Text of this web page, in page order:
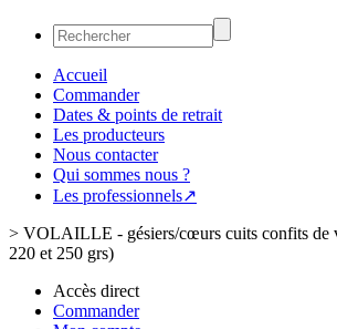
Accueil
Commander
Dates & points de retrait
Les producteurs
Nous contacter
Qui sommes nous ?
Les professionnels↗
> VOLAILLE - gésiers/cœurs cuits confits de
220 et 250 grs)
Accès direct
Commander